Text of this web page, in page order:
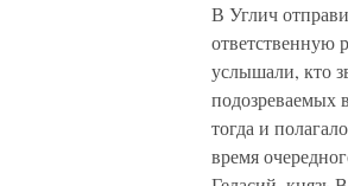
В Углич
ответственную
услышали, кто
подозреваемых
тогда и
время